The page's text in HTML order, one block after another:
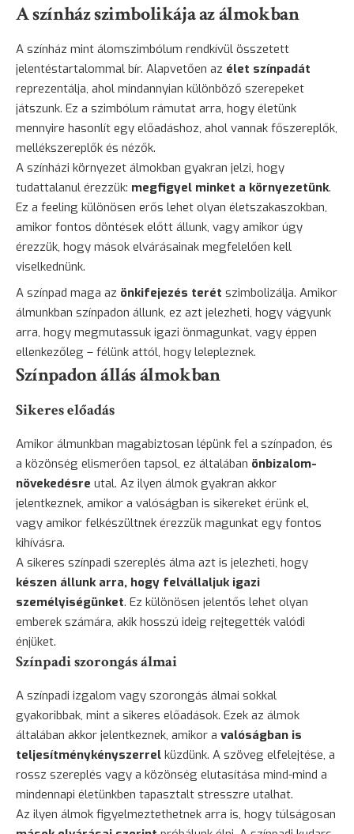
A színház szimbolikája az álmokban
A színház mint álomszimbólum rendkívül összetett
jelentéstartalommal bír. Alapvetően az élet színpadát
reprezentálja, ahol mindannyian különböző szerepeket
játszunk. Ez a szimbólum rámutat arra, hogy életünk
mennyire hasonlít egy előadáshoz, ahol vannak főszereplők,
mellékszereplők és nézők.
A színházi környezet álmokban gyakran jelzi, hogy
tudattalanul érezzük: megfigyel minket a környezetünk.
Ez a feeling különösen erős lehet olyan életszakaszokban,
amikor fontos döntések előtt állunk, vagy amikor úgy
érezzük, hogy mások elvárásainak megfelelően kell
viselkednünk.
A színpad maga az önkifejezés terét szimbolizálja. Amikor
álmunkban színpadon állunk, ez azt jelezheti, hogy vágyunk
arra, hogy megmutassuk igazi önmagunkat, vagy éppen
ellenkezőleg – félünk attól, hogy lelepleznek.
Színpadon állás álmokban
Sikeres előadás
Amikor álmunkban magabiztosan lépünk fel a színpadon, és
a közönség elismerően tapsol, ez általában önbizalom-
növekedésre utal. Az ilyen álmok gyakran akkor
jelentkeznek, amikor a valóságban is sikereket érünk el,
vagy amikor felkészültnek érezzük magunkat egy fontos
kihívásra.
A sikeres színpadi szereplés álma azt is jelezheti, hogy
készen állunk arra, hogy felvállaljuk igazi
személyiségünket. Ez különösen jelentős lehet olyan
emberek számára, akik hosszú ideig rejtegették valódi
énjüket.
Színpadi szorongás álmai
A színpadi izgalom vagy szorongás álmai sokkal
gyakoribbak, mint a sikeres előadások. Ezek az álmok
általában akkor jelentkeznek, amikor a valóságban is
teljesítménykényszerrel küzdünk. A szöveg elfelejtése, a
rossz szereplés vagy a közönség elutasítása mind-mind a
mindennapi életünkben tapasztalt stresszre utalhat.
Az ilyen álmok figyelmeztethetnek arra is, hogy túlságosan